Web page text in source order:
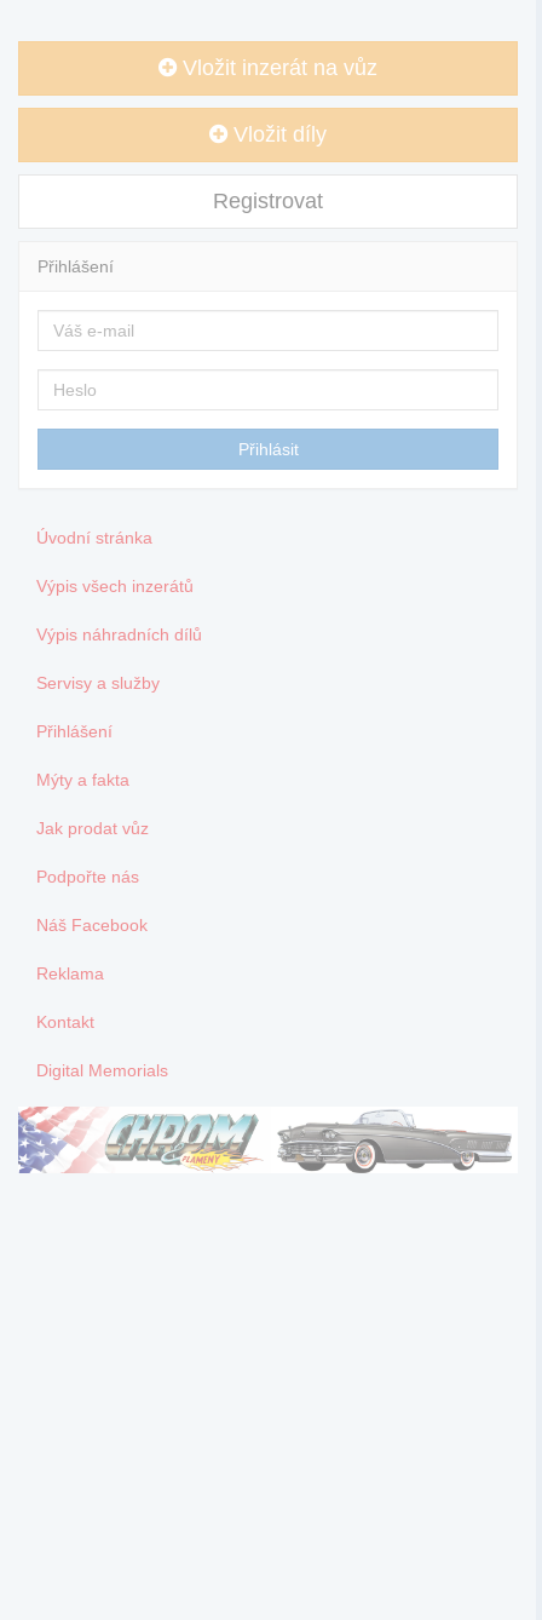
Vložit inzerát na vůz
Vložit díly
Registrovat
Přihlášení
Úvodní stránka
Výpis všech inzerátů
Výpis náhradních dílů
Servisy a služby
Přihlášení
Mýty a fakta
Jak prodat vůz
Podpořte nás
Náš Facebook
Reklama
Kontakt
Digital Memorials